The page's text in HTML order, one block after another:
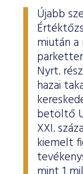
Újabb
miután
Nyrt.
hazai
betöltő
XXI.
kiemelt